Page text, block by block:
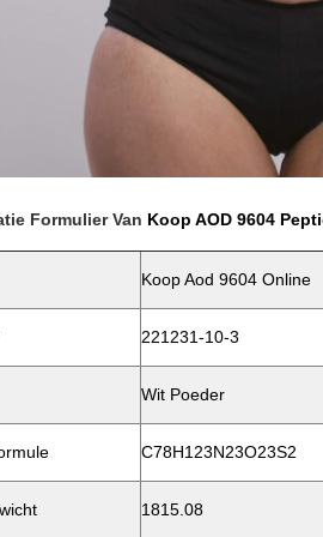
Formulier Van Koop AOD 9604
Koop Aod 9604 Online
221231-10-3
Wit Poeder
C78H123N23O23S2
1815.08